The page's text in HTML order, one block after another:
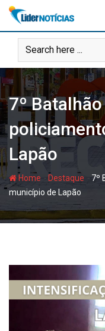
Skip
content
7º
Lapão
Home - Destaque - 7º
município de Lapão